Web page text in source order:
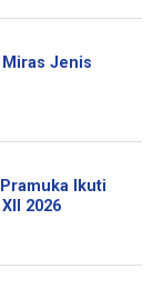
Miras Jenis
Ikuti
2026